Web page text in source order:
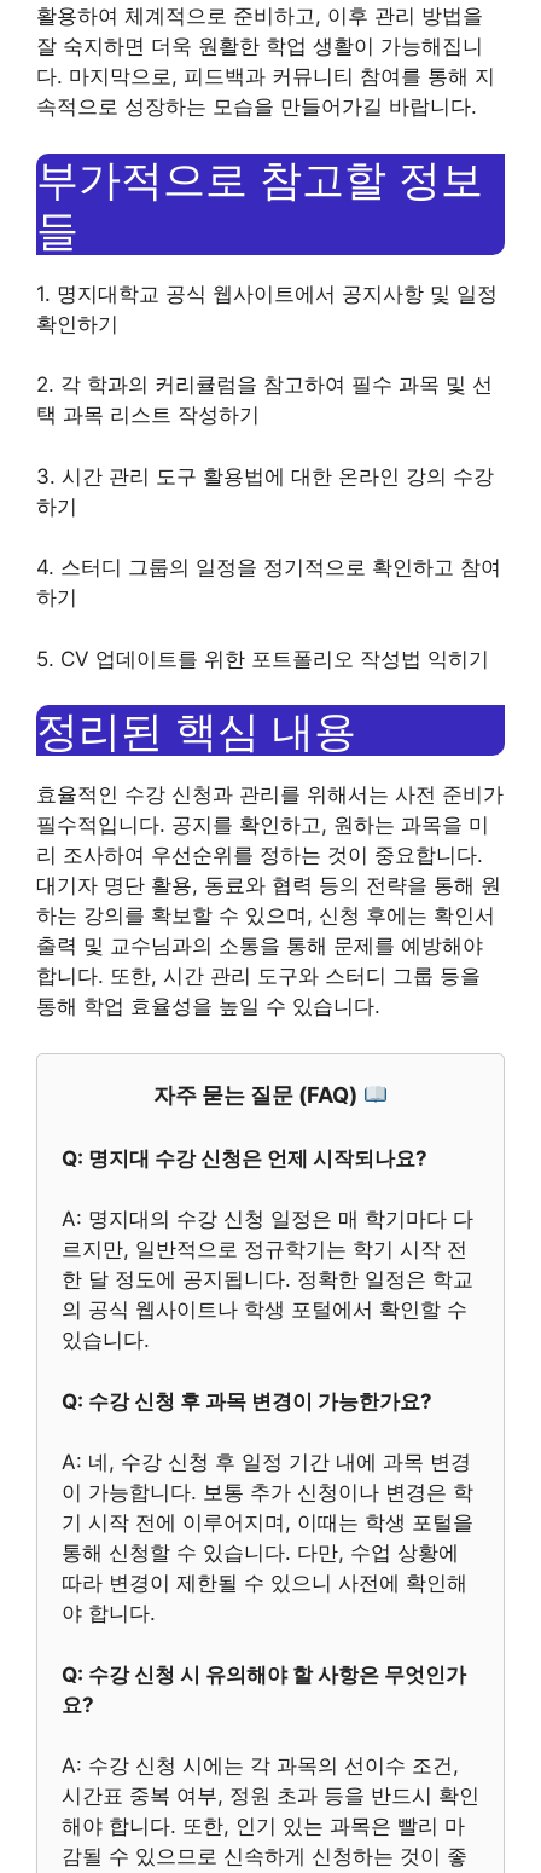
활용하여 체계적으로 준비하고, 이후 관리 방법을
잘 숙지하면 더욱 원활한 학업 생활이 가능해집니
다. 마지막으로, 피드백과 커뮤니티 참여를 통해 지
속적으로 성장하는 모습을 만들어가길 바랍니다.
부가적으로 참고할 정보
들
1. 명지대학교 공식 웹사이트에서 공지사항 및 일정
확인하기
2. 각 학과의 커리큘럼을 참고하여 필수 과목 및 선
택 과목 리스트 작성하기
3. 시간 관리 도구 활용법에 대한 온라인 강의 수강
하기
4. 스터디 그룹의 일정을 정기적으로 확인하고 참여
하기
5. CV 업데이트를 위한 포트폴리오 작성법 익히기
정리된 핵심 내용
효율적인 수강 신청과 관리를 위해서는 사전 준비가
필수적입니다. 공지를 확인하고, 원하는 과목을 미
리 조사하여 우선순위를 정하는 것이 중요합니다.
대기자 명단 활용, 동료와 협력 등의 전략을 통해 원
하는 강의를 확보할 수 있으며, 신청 후에는 확인서
출력 및 교수님과의 소통을 통해 문제를 예방해야
합니다. 또한, 시간 관리 도구와 스터디 그룹 등을
통해 학업 효율성을 높일 수 있습니다.
자주 묻는 질문 (FAQ)
Q: 명지대 수강 신청은 언제 시작되나요?
A: 명지대의 수강 신청 일정은 매 학기마다 다
르지만, 일반적으로 정규학기는 학기 시작 전
한 달 정도에 공지됩니다. 정확한 일정은 학교
의 공식 웹사이트나 학생 포털에서 확인할 수
있습니다.
Q: 수강 신청 후 과목 변경이 가능한가요?
A: 네, 수강 신청 후 일정 기간 내에 과목 변경
이 가능합니다. 보통 추가 신청이나 변경은 학
기 시작 전에 이루어지며, 이때는 학생 포털을
통해 신청할 수 있습니다. 다만, 수업 상황에
따라 변경이 제한될 수 있으니 사전에 확인해
야 합니다.
Q: 수강 신청 시 유의해야 할 사항은 무엇인가
요?
A: 수강 신청 시에는 각 과목의 선이수 조건,
시간표 중복 여부, 정원 초과 등을 반드시 확인
해야 합니다. 또한, 인기 있는 과목은 빨리 마
감될 수 있으므로 신속하게 신청하는 것이 좋